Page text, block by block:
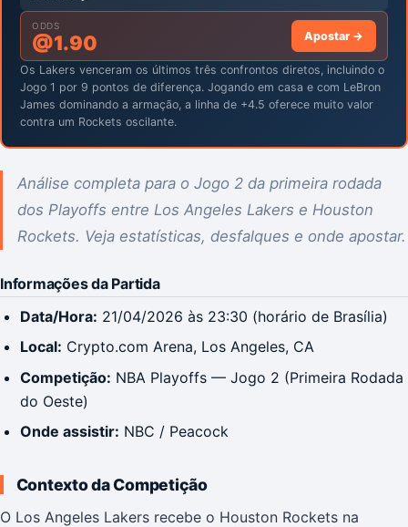
ODDS
@1.90 Apostar →
Os Lakers venceram os últimos três confrontos diretos, incluindo o
Jogo 1 por 9 pontos de diferença. Jogando em casa e com LeBron
James dominando a armação, a linha de +4.5 oferece muito valor
contra um Rockets oscilante.
Análise completa para o Jogo 2 da primeira rodada
dos Playoffs entre Los Angeles Lakers e Houston
Rockets. Veja estatísticas, desfalques e onde apostar.
Informações da Partida
Data/Hora: 21/04/2026 às 23:30 (horário de Brasília)
Local: Crypto.com Arena, Los Angeles, CA
Competição: NBA Playoffs — Jogo 2 (Primeira Rodada
do Oeste)
Onde assistir: NBC / Peacock
Contexto da Competição
O Los Angeles Lakers recebe o Houston Rockets na